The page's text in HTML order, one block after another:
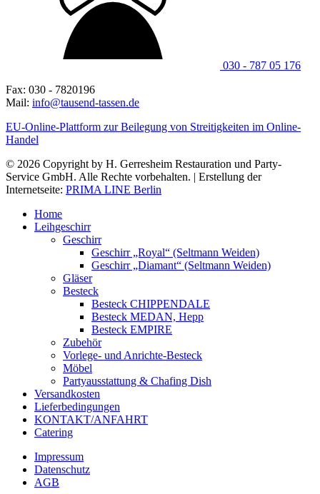
030 - 787 05 176
Fax: 030 - 7820196
Mail: info@tausend-tassen.de
EU-Online-Plattform zur Beilegung von Streitigkeiten im Online-
Handel
© 2026 Copyright by H. Gerresheim Restauration und Party-
Service GmbH. Alle Rechte vorbehalten. | Erstellung der
Internetseite: PRIMA LINE Berlin
Home
Leihgeschirr
Geschirr
Geschirr „Royal“ (Seltmann Weiden)
Geschirr „Diamant“ (Seltmann Weiden)
Gläser
Besteck
Besteck CHIPPENDALE
Besteck MEDAN, Hepp
Besteck EMPIRE
Zubehör
Vorlege- und Anrichte-Besteck
Möbel
Partyausstattung & Chafing Dish
Versandkosten
Lieferbedingungen
KONTAKT/ANFAHRT
Catering
Impressum
Datenschutz
AGB